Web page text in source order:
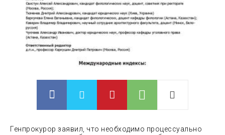
Генпрокурор заявил, что необходимо процессуально